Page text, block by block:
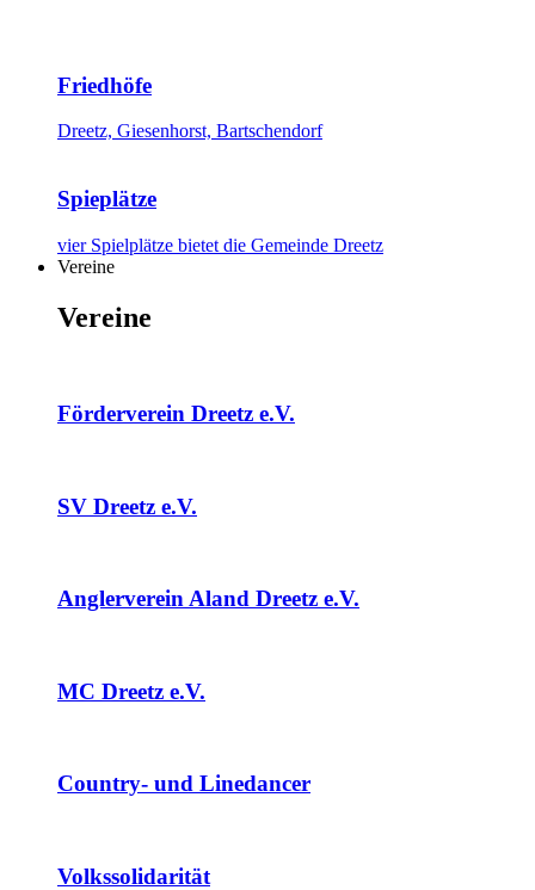
Friedhöfe
Dreetz, Giesenhorst, Bartschendorf
Spieplätze
vier Spielplätze bietet die Gemeinde Dreetz
Vereine
Vereine
Förderverein Dreetz e.V.
SV Dreetz e.V.
Anglerverein Aland Dreetz e.V.
MC Dreetz e.V.
Country- und Linedancer
Volkssolidarität